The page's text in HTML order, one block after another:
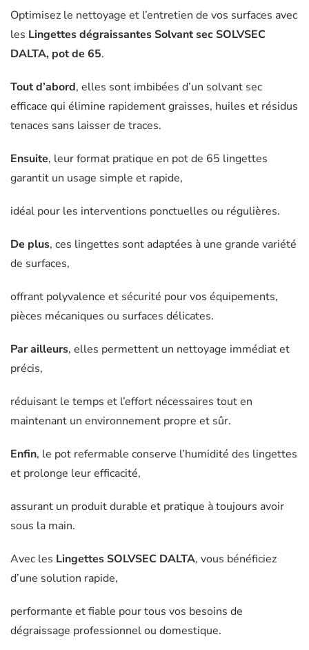
Optimisez le nettoyage et l’entretien de vos surfaces avec
les Lingettes dégraissantes Solvant sec SOLVSEC
DALTA, pot de 65.
Tout d’abord, elles sont imbibées d’un solvant sec
efficace qui élimine rapidement graisses, huiles et résidus
tenaces sans laisser de traces.
Ensuite, leur format pratique en pot de 65 lingettes
garantit un usage simple et rapide,
idéal pour les interventions ponctuelles ou régulières.
De plus, ces lingettes sont adaptées à une grande variété
de surfaces,
offrant polyvalence et sécurité pour vos équipements,
pièces mécaniques ou surfaces délicates.
Par ailleurs, elles permettent un nettoyage immédiat et
précis,
réduisant le temps et l’effort nécessaires tout en
maintenant un environnement propre et sûr.
Enfin, le pot refermable conserve l’humidité des lingettes
et prolonge leur efficacité,
assurant un produit durable et pratique à toujours avoir
sous la main.
Avec les Lingettes SOLVSEC DALTA, vous bénéficiez
d’une solution rapide,
performante et fiable pour tous vos besoins de
dégraissage professionnel ou domestique.